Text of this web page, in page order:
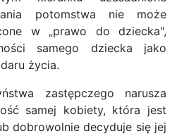
potomstwa nie może
w „prawo do dziecka",
samego dziecka jako
życia.
zastępczego narusza
samej kobiety, która jest
dobrowolnie decyduje się jej